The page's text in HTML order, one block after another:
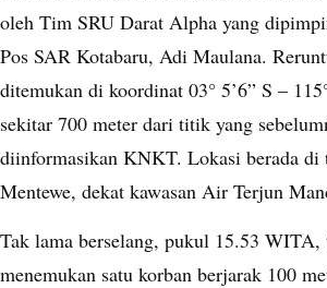
oleh Tim SRU Darat Alpha yang
Pos SAR Kotabaru, Adi Maulana.
ditemukan di koordinat 03° 5’6” S –
sekitar 700 meter dari titik yang
diinformasikan KNKT. Lokasi berada di
Mentewe, dekat kawasan Air Terjun
Tak lama berselang, pukul 15.53
menemukan satu korban berjarak 100